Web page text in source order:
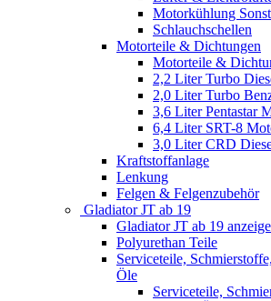
Motorkühlung
Schlauchschellen
Motorteile & Dichtungen
Motorteile &
2,2 Liter Turbo
2,0 Liter Turbo
3,6 Liter Pentastar
6,4 Liter SRT-8
3,0 Liter CRD
Kraftstoffanlage
Lenkung
Felgen & Felgenzubehör
Gladiator JT ab 19
Gladiator JT ab 19
Polyurethan Teile
Serviceteile,
Öle
Serviceteile,